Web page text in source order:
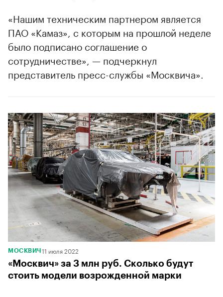
«Нашим техническим партнером является
ПАО «Камаз», с которым на прошлой неделе
было подписано соглашение о
сотрудничестве», — подчеркнул
представитель пресс-службы «Москвича».
МОСКВИЧ 11 июля 2022
«Москвич» за 3 млн руб. Сколько будут
стоить модели возрожденной марки